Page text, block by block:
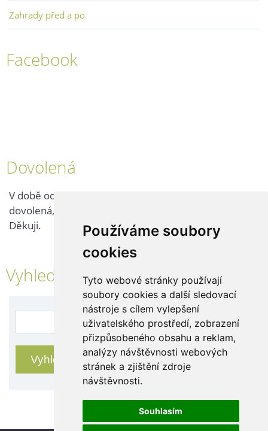
Používáme soubory
cookies
Tyto webové stránky používají
soubory cookies a další sledovací
nástroje s cílem vylepšení
uživatelského prostředí, zobrazení
přizpůsobeného obsahu a reklam,
analýzy návštěvnosti webových
stránek a zjištění zdroje
návštěvnosti.
Souhlasím
Zahrady před a po
Facebook
Dovolená
V době od 25. 7. - 2. 8. 2026 probíhá v naší firmě
dovolená, kontaktujte nás až po jejím ukončení.
Děkuji.
Vyhledávání